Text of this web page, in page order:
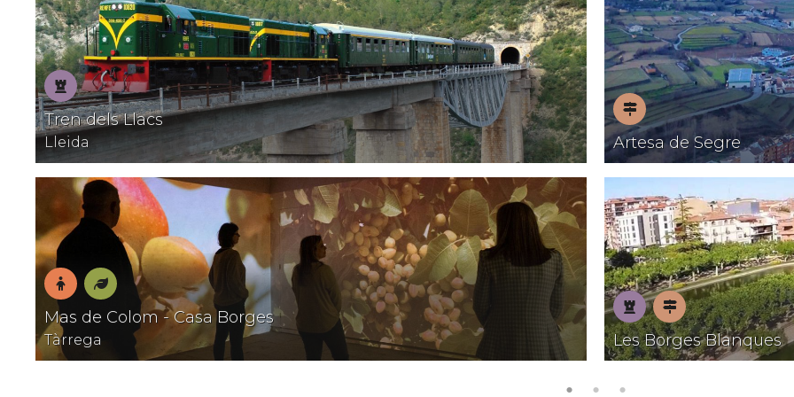
Patrimoni
Tren dels Llacs
Lleida
En
família
Natura
Mas de Colom - Casa Borges
Tàrrega
Pobles
amb
encant
Artesa de Segre
Patrimoni
Pobles
amb
Les Borges Blanques